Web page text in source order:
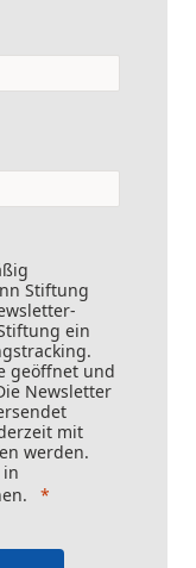
Stiftung
ein
geöffnet und
Newsletter
mit
werden.
.